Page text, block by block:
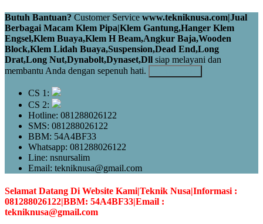
Butuh Bantuan? Customer Service www.tekniknusa.com|Jual
Berbagai Macam Klem Pipa|Klem Gantung,Hanger Klem
Engsel,Klem Buaya,Klem H Beam,Angkur Baja,Wooden
Block,Klem Lidah Buaya,Suspension,Dead End,Long
Drat,Long Nut,Dynabolt,Dynaset,Dll siap melayani dan
membantu Anda dengan sepenuh hati.
CS 1:
CS 2:
Hotline: 081288026122
SMS: 081288026122
BBM: 54A4BF33
Whatsapp: 081288026122
Line: nsnursalim
Email: tekniknusa@gmail.com
Selamat Datang Di Website Kami|Teknik Nusa|Informasi :
081288026122|BBM: 54A4BF33|Email :
tekniknusa@gmail.com